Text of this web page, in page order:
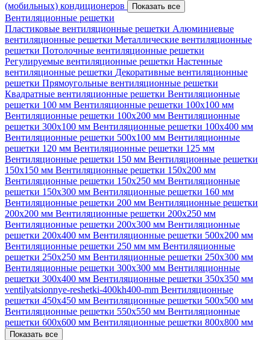
(мобильных) кондиционеров
Показать все
Вентиляционные решетки
Пластиковые вентиляционные решетки Алюминиевые
вентиляционные решетки Металлические вентиляционные
решетки Потолочные вентиляционные решетки
Регулируемые вентиляционные решетки Настенные
вентиляционные решетки Декоративные вентиляционные
решетки Прямоугольные вентиляционные решетки
Квадратные вентиляционные решетки Вентиляционные
решетки 100 мм Вентиляционные решетки 100х100 мм
Вентиляционные решетки 100х200 мм Вентиляционные
решетки 300х100 мм Вентиляционные решетки 100х400 мм
Вентиляционные решетки 500х100 мм Вентиляционные
решетки 120 мм Вентиляционные решетки 125 мм
Вентиляционные решетки 150 мм Вентиляционные решетки
150х150 мм Вентиляционные решетки 150х200 мм
Вентиляционные решетки 150х250 мм Вентиляционные
решетки 150х300 мм Вентиляционные решетки 160 мм
Вентиляционные решетки 200 мм Вентиляционные решетки
200х200 мм Вентиляционные решетки 200х250 мм
Вентиляционные решетки 200х300 мм Вентиляционные
решетки 200х400 мм Вентиляционные решетки 500х200 мм
Вентиляционные решетки 250 мм мм Вентиляционные
решетки 250х250 мм Вентиляционные решетки 250х300 мм
Вентиляционные решетки 300х300 мм Вентиляционные
решетки 300х400 мм Вентиляционные решетки 350х350 мм
ventilyatsionnye-reshetki-400kh400-mm Вентиляционные
решетки 450х450 мм Вентиляционные решетки 500х500 мм
Вентиляционные решетки 550х550 мм Вентиляционные
решетки 600х600 мм Вентиляционные решетки 800х800 мм
Показать все